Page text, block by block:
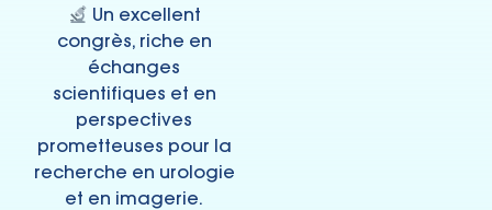
Un excellent
congrès, riche en
échanges
scientifiques et en
perspectives
prometteuses pour la
recherche en urologie
et en imagerie.